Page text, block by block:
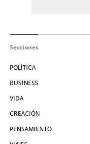
Secciones
POLÍTICA
BUSINESS
VIDA
CREACIÓN
PENSAMIENTO